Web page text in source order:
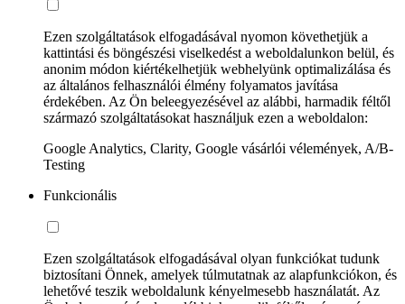
Ezen szolgáltatások elfogadásával nyomon követhetjük a
kattintási és böngészési viselkedést a weboldalunkon belül, és
anonim módon kiértékelhetjük webhelyünk optimalizálása és
az általános felhasználói élmény folyamatos javítása
érdekében. Az Ön beleegyezésével az alábbi, harmadik féltől
származó szolgáltatásokat használjuk ezen a weboldalon:
Google Analytics, Clarity, Google vásárlói vélemények, A/B-
Testing
Funkcionális
Ezen szolgáltatások elfogadásával olyan funkciókat tudunk
biztosítani Önnek, amelyek túlmutatnak az alapfunkciókon, és
lehetővé teszik weboldalunk kényelmesebb használatát. Az